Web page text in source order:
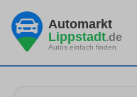
Automarkt
Lippstadt.de
Autos einfach finden